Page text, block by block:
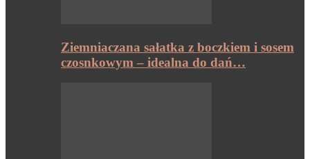
Ziemniaczana sałatka z boczkiem i sosem
czosnkowym – idealna do dań…